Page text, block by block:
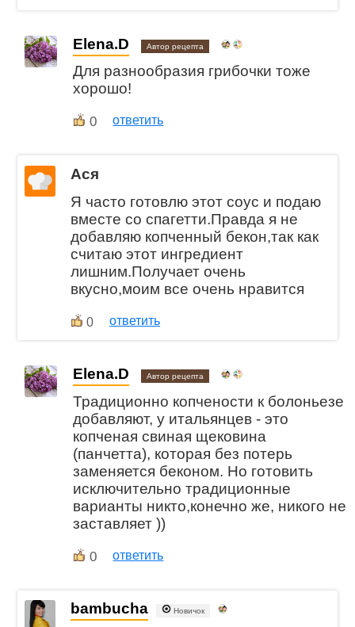
Elena.D Автор рецепта
Для разнообразия грибочки тоже
хорошо!
0 ответить
Ася
Я часто готовлю этот соус и подаю
вместе со спагетти.Правда я не
добавляю копченный бекон,так как
считаю этот ингредиент
лишним.Получает очень
вкусно,моим все очень нравится
0 ответить
Elena.D Автор рецепта
Традиционно копчености к болоньезе
добавляют, у итальянцев - это
копченая свиная щековина
(панчетта), которая без потерь
заменяется беконом. Но готовить
исключительно традиционные
варианты никто,конечно же, никого не
заставляет ))
0 ответить
bambucha Новичок